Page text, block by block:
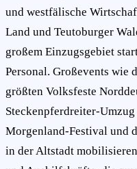
und westfälische
Land und Teutoburger
großem Einzugsgebiet
Personal. Großevents wie
größten Volksfeste
Steckenpferdreiter-Umzug
Morgenland-Festival und
in der Altstadt